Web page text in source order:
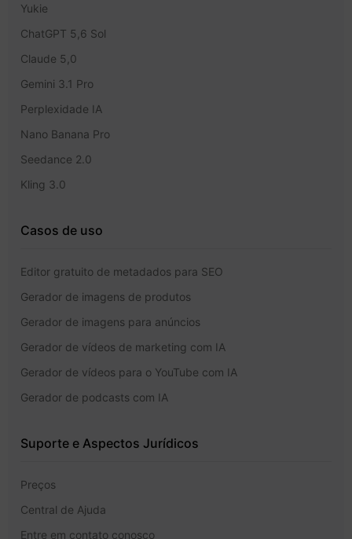
Yukie
ChatGPT 5,6 Sol
Claude 5,0
Gemini 3.1 Pro
Perplexidade IA
Nano Banana Pro
Seedance 2.0
Kling 3.0
Casos de uso
Editor gratuito de metadados para SEO
Gerador de imagens de produtos
Gerador de imagens para anúncios
Gerador de vídeos de marketing com IA
Gerador de vídeos para o YouTube com IA
Gerador de podcasts com IA
Suporte e Aspectos Jurídicos
Preços
Central de Ajuda
Entre em contato conosco